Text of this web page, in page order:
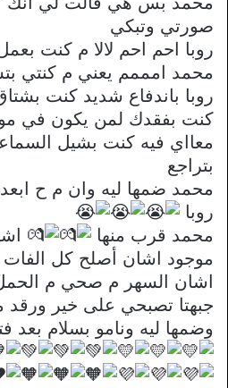
صورتي وتبكي
روبا احم احم لالا م كنت
محمد امممم يعني م كنتي
روبا باندفاع شديد كنت
كنت بفقدك لمن يكون في
معااي فيه كنت بشيل
بتراجع
محمد ضمها ليه وان م ح ابعد
روبا
محمد قرب منها
موجود اشان أصلح كل الفات
اشان السهر م صحي م
جبهتا تصبحي على خير ورقد من
وضمها ليه ونامو بسلام بعد